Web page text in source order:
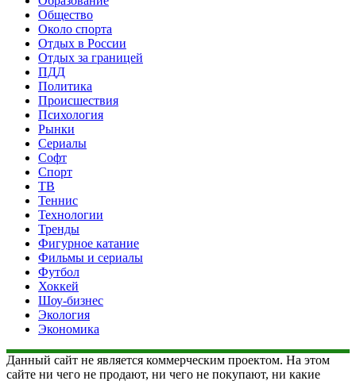
Общество
Около спорта
Отдых в России
Отдых за границей
ПДД
Политика
Происшествия
Психология
Рынки
Сериалы
Софт
Спорт
ТВ
Теннис
Технологии
Тренды
Фигурное катание
Фильмы и сериалы
Футбол
Хоккей
Шоу-бизнес
Экология
Экономика
Данный сайт не является коммерческим проектом. На этом
сайте ни чего не продают, ни чего не покупают, ни какие